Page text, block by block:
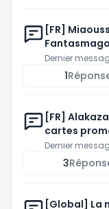
[FR]
Dernier
1
[FR]
cartes
Dernier
3
[Global] La